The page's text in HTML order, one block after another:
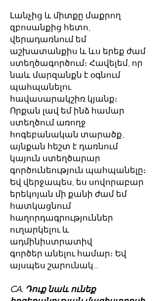
Լանչից և միտքը մաքրող
զբոսանքից հետո,
վերադառնում եմ
աշխատանքիս և ևս երեք ժամ
ստեղծագործում։ Հավելեմ, որ
նաև մարզանքն է օգնում
պահպանելու
հավասարակշիռ կյանք։
Որքան լավ եմ ինձ համար
ստեղծում առողջ
հոգեբանական տարածք,
այնքան հեշտ է դառնում
կայուն ստեղծարար
գործունեություն պահպանելը։
Եվ վերջապես, ես սովորաբար
երեկոյան մի քանի ժամ եմ
հատկացնում
հաղորդագրություններ
ուղարկելու և
ադմինիստրատիվ
գործեր անելու համար։ Եվ
այսպես շարունակ…
CA. Դուք նաև ունեք